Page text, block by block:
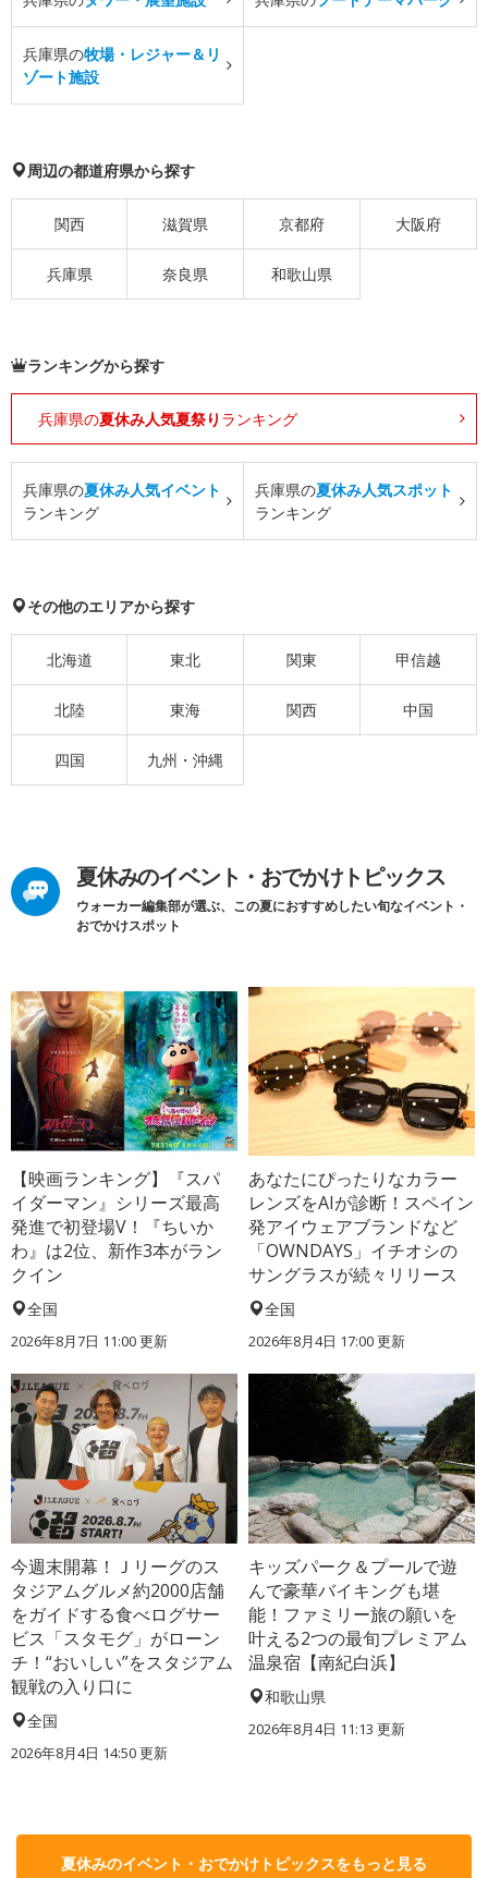
兵庫県の牧場・レジャー＆リ
ゾート施設
周辺の都道府県から探す
関西 滋賀県 京都府 大阪府
兵庫県 奈良県 和歌山県
ランキングから探す
兵庫県の夏休み人気夏祭り ランキング
兵庫県の夏休み人気イベント
ランキング
兵庫県の夏休み人気スポット
ランキング
その他のエリアから探す
北海道 東北 関東 甲信越
北陸 東海 関西 中国
四国 九州・沖縄
夏休みのイベント・おでかけトピックス
ウォーカー編集部が選ぶ、この夏におすすめしたい旬なイベント・
おでかけスポット
【映画ランキング】『スパ
イダーマン』シリーズ最高
発進で初登場V！『ちいか
わ』は2位、新作3本がラン
クイン
全国
2026年8月7日 11:00更新
あなたにぴったりなカラー
レンズをAIが診断！スペイン
発アイウェアブランドなど
「OWNDAYS」イチオシの
サングラスが続々リリース
全国
2026年8月4日 17:00更新
今週末開幕！Ｊリーグのス
タジアムグルメ約2000店舗
をガイドする食べログサー
ビス「スタモグ」がローン
チ！“おいしい”をスタジアム
観戦の入り口に
全国
2026年8月4日 14:50更新
キッズパーク＆プールで遊
んで豪華バイキングも堪
能！ファミリー旅の願いを
叶える2つの最旬プレミアム
温泉宿【南紀白浜】
和歌山県
2026年8月4日 11:13 更新
夏休みのイベント・おでかけトピックスをもっと見る